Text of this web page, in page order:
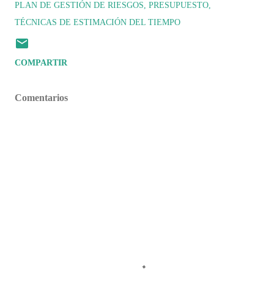
PLAN DE GESTIÓN DE RIESGOS PRESUPUESTO
TÉCNICAS DE ESTIMACIÓN DEL TIEMPO
COMPARTIR
Comentarios